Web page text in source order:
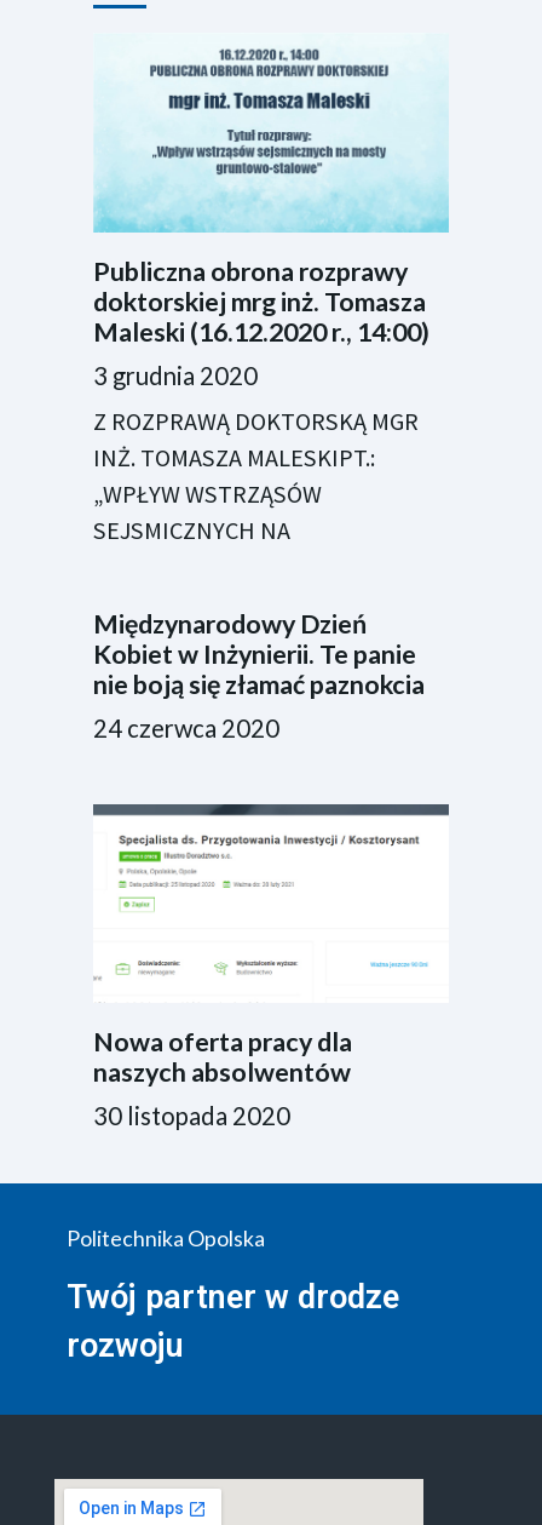
Publiczna obrona rozprawy
doktorskiej mrg inż. Tomasza
Maleski (16.12.2020 r., 14:00)
3 grudnia 2020
Z ROZPRAWĄ DOKTORSKĄ MGR
INŻ. TOMASZA MALESKIPT.:
„WPŁYW WSTRZĄSÓW
SEJSMICZNYCH NA
Międzynarodowy Dzień
Kobiet w Inżynierii. Te panie
nie boją się złamać paznokcia
24 czerwca 2020
Nowa oferta pracy dla
naszych absolwentów
30 listopada 2020
Politechnika Opolska
Twój partner w drodze
rozwoju